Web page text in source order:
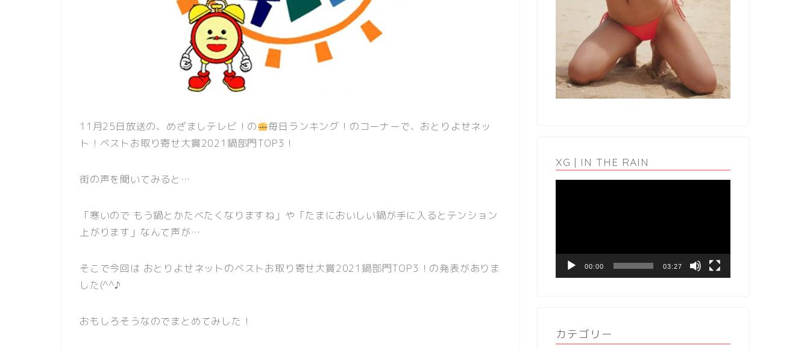
11月25日放送の、めざましテレビ！の
毎日ランキング！のコーナーで、おとりよせネッ
ト！ベストお取り寄せ大賞2021鍋部門TOP3！
街の声を聞いてみると…
「寒いので もう鍋とかたべたくなりますね」や「たまにおいしい鍋が手に入るとテンション
上がります」なんて声が…
そこで今回は おとりよせネットのベストお取り寄せ大賞2021鍋部門TOP3！の発表がありま
した(^^♪
おもしろそうなのでまとめてみした！
XG | IN THE RAIN
ヤ
00:00 03:27
カテゴリー